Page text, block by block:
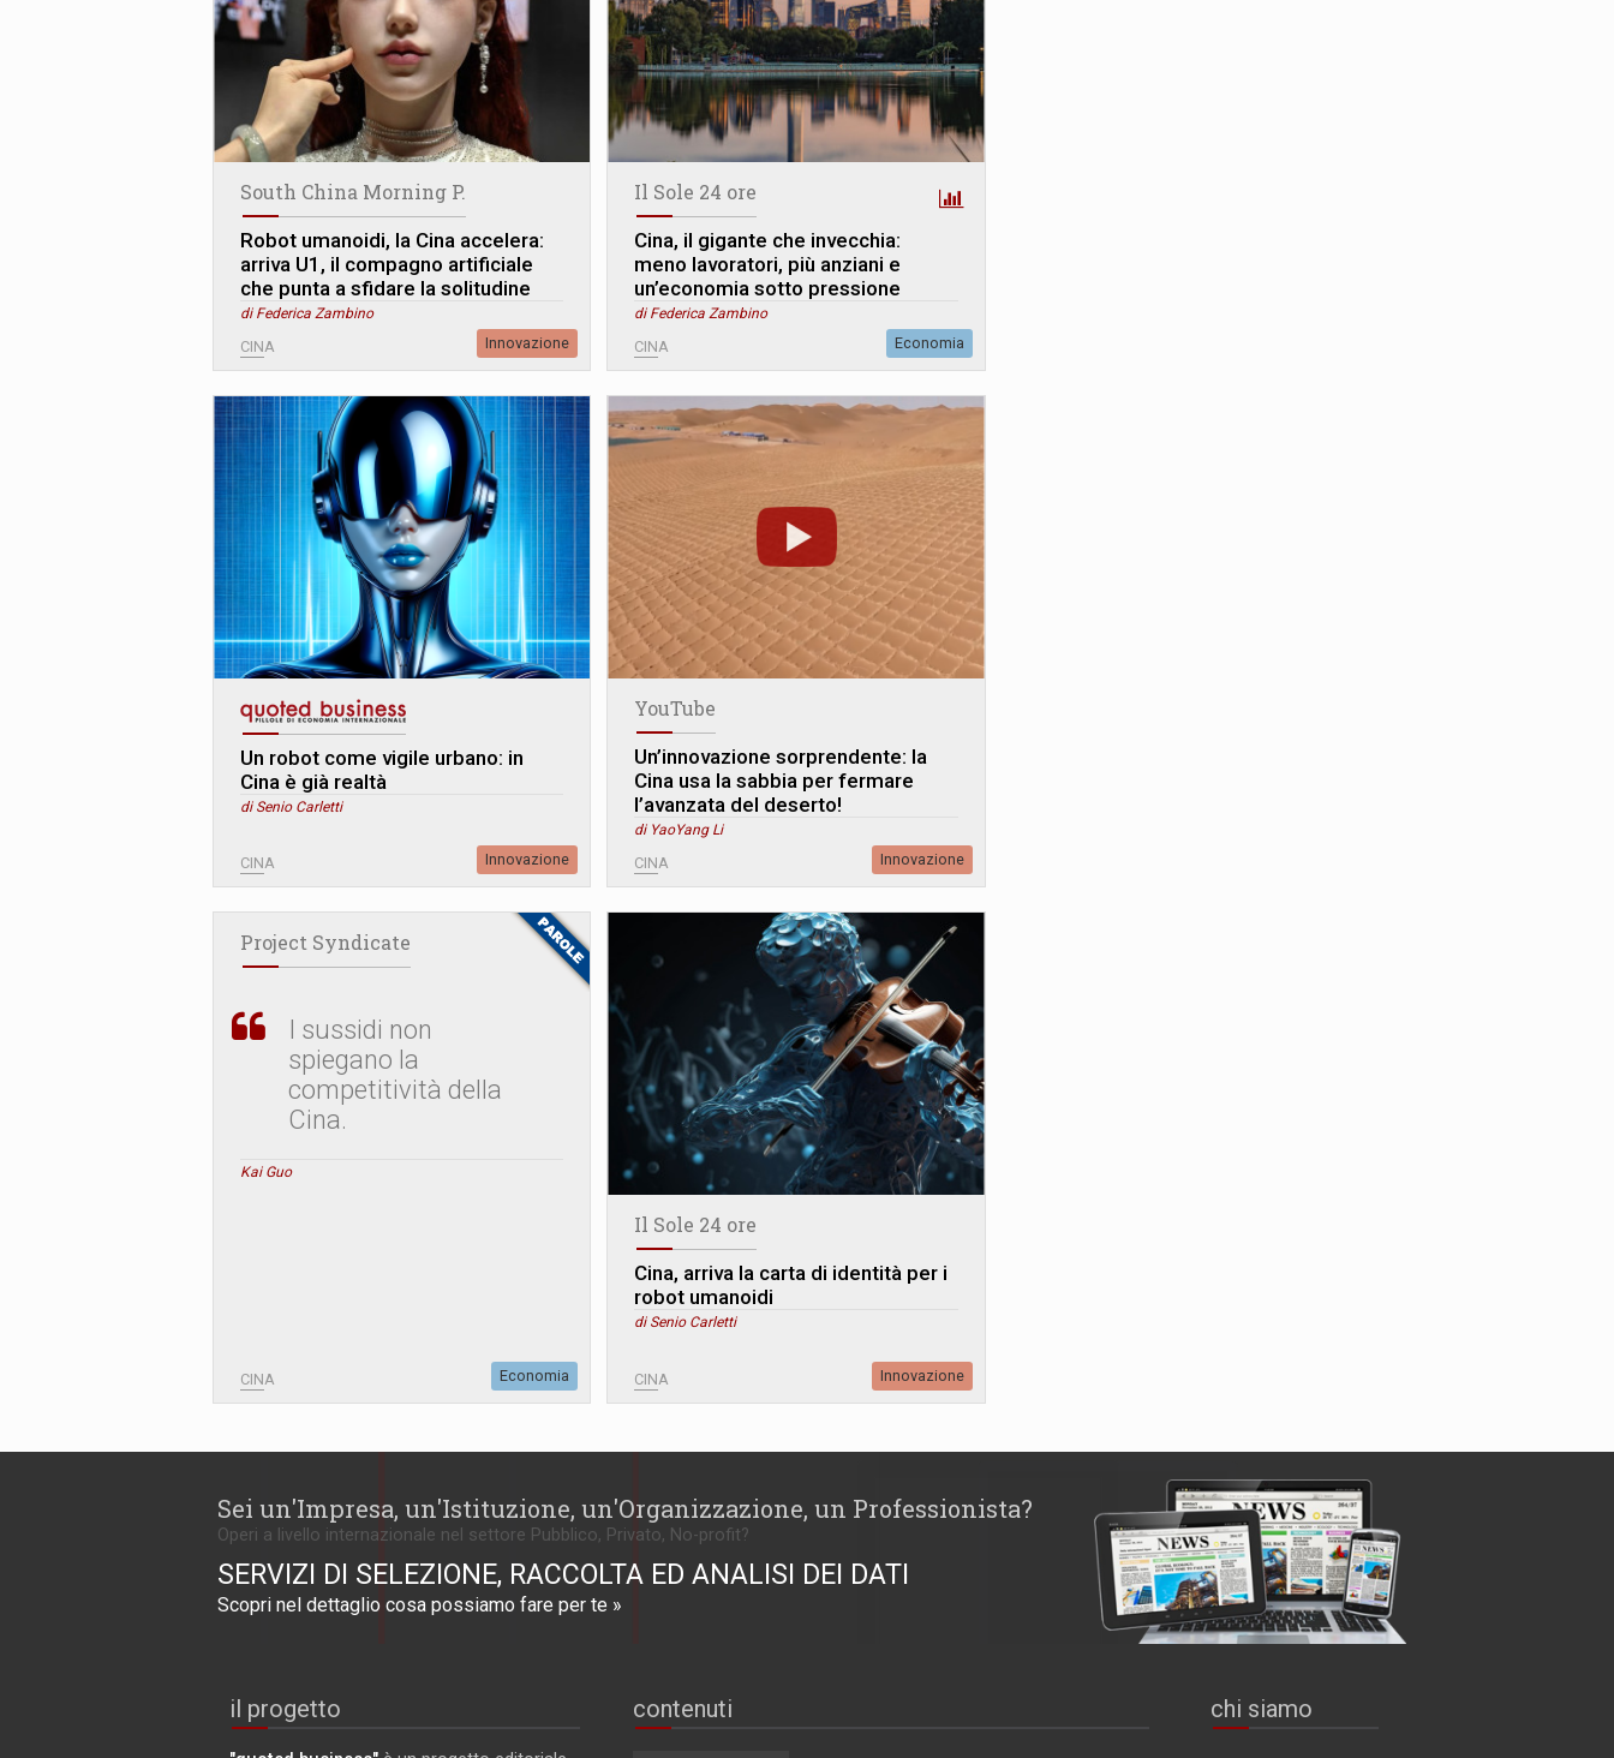
South China Morning P.
Robot umanoidi, la Cina accelera:
arriva U1, il compagno artificiale
che punta a sfidare la solitudine
di Federica Zambino
CINA Innovazione
Il Sole 24 ore
Cina, il gigante che invecchia:
meno lavoratori, più anziani e
un’economia sotto pressione
di Federica Zambino
CINA Economia
Un robot come vigile urbano: in
Cina è già realtà
di Senio Carletti
CINA Innovazione
YouTube
Un’innovazione sorprendente: la
Cina usa la sabbia per fermare
l’avanzata del deserto!
di YaoYang Li
CINA Innovazione
Project Syndicate
I sussidi non
spiegano la
competitività della
Cina.
Kai Guo
CINA Economia
Il Sole 24 ore
Cina, arriva la carta di identità per i
robot umanoidi
di Senio Carletti
CINA Innovazione
Sei un'Impresa, un'Istituzione, un'Organizzazione, un Professionista?
Operi a livello internazionale nel settore Pubblico, Privato, No-profit?
SERVIZI DI SELEZIONE, RACCOLTA ED ANALISI DEI DATI
Scopri nel dettaglio cosa possiamo fare per te »
il progetto contenuti chi siamo